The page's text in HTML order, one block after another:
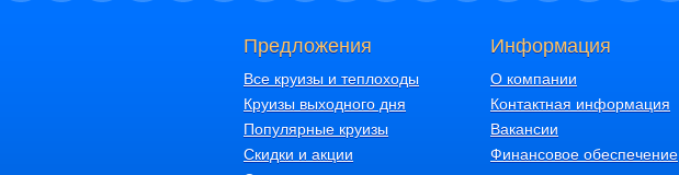
Предложения
Все круизы и теплоходы
Круизы выходного дня
Популярные круизы
Скидки и акции
Информация
О компании
Контактная информация
Вакансии
Финансовое обеспечение